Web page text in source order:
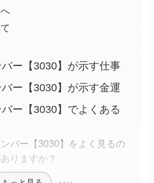
ー【3030】が示す仕事
ー【3030】が示す金運
ー【3030】でよくある
バー【3030】をよく見るの
りますか？